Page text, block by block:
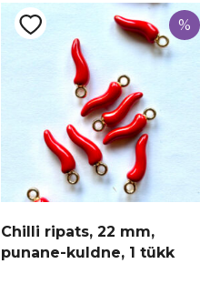
%
Chilli ripats, 22 mm,
punane-kuldne, 1 tükk